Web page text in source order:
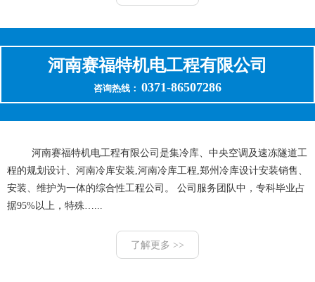
河南赛福特机电工程有限公司
咨询热线： 0371-86507286
河南赛福特机电工程有限公司是集冷库、中央空调及速冻隧道工
程的规划设计、河南冷库安装,河南冷库工程,郑州冷库设计安装销售、
安装、维护为一体的综合性工程公司。 公司服务团队中，专科毕业占
据95%以上，特殊…...
了解更多 >>